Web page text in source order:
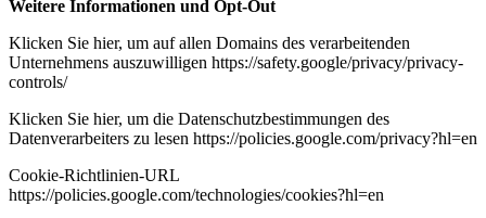
Weitere Informationen und Opt-Out
Klicken Sie hier, um auf allen Domains des verarbeitenden
Unternehmens auszuwilligen https://safety.google/privacy/privacy-
controls/
Klicken Sie hier, um die Datenschutzbestimmungen des
Datenverarbeiters zu lesen https://policies.google.com/privacy?hl=en
Cookie-Richtlinien-URL
https://policies.google.com/technologies/cookies?hl=en